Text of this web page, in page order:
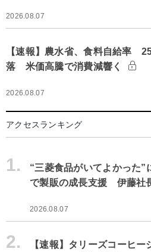
2026.08.07
【速報】農水省、食料自給率
落 米価高騰で消費減響く
2026.08.07
アクセスランキング
1.
“三菱食品がいてよかった
で製販の成長支援 伊藤社
2026.08.07
2.
【速報】タリーズコーヒー